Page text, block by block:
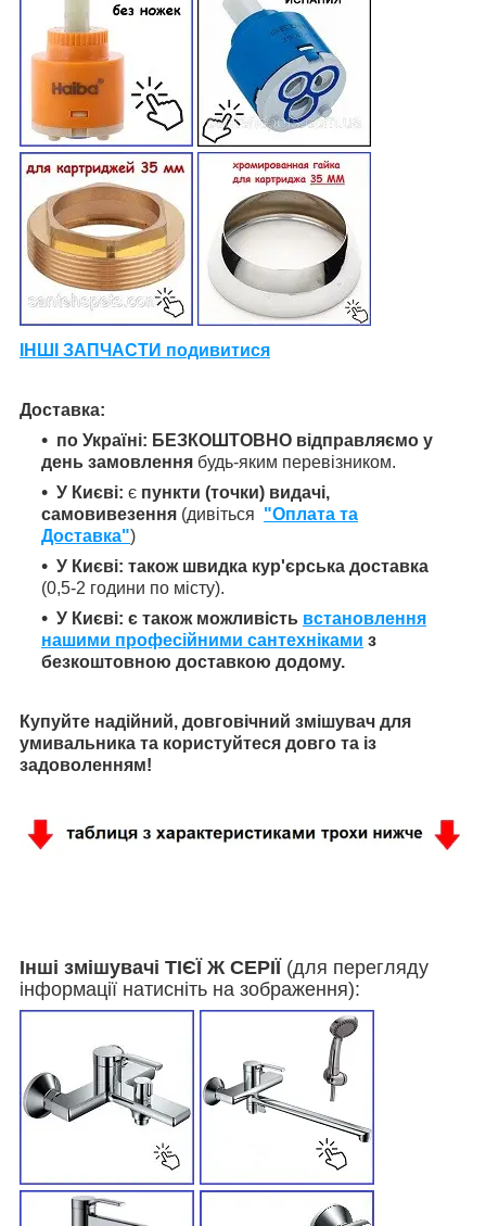
ІНШІ ЗАПЧАСТИ подивитися
Доставка:
по Україні: БЕЗКОШТОВНО відправляємо у
день замовлення будь-яким перевізником.
У Києві: є пункти (точки) видачі,
самовивезення (дивіться "Оплата та
Доставка")
У Києві: також швидка кур'єрська доставка
(0,5-2 години по місту).
У Києві: є також можливість встановлення
нашими професійними сантехніками з
безкоштовною доставкою додому.
Купуйте надійний, довговічний змішувач для
умивальника та користуйтеся довго та із
задоволенням!
Інші змішувачі ТІЄЇ Ж СЕРІЇ (для перегляду
інформації натисніть на зображення):